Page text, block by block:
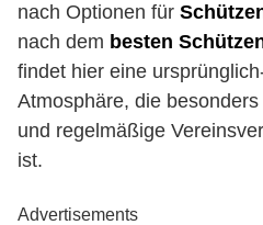
nach Optionen für
nach dem besten
findet hier eine
Atmosphäre, die
und regelmäßige
ist.
Advertisements